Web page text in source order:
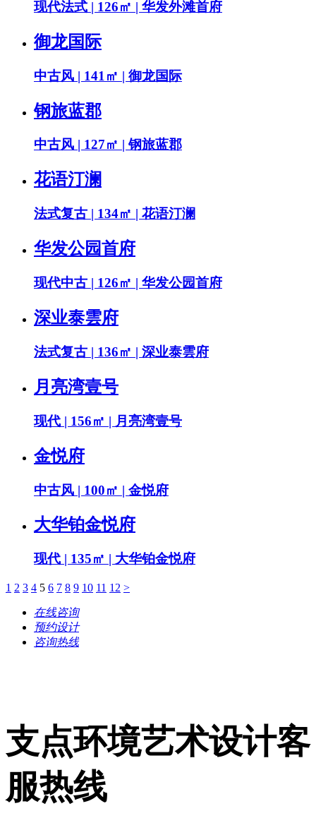
现代法式 | 126㎡ | 华发外滩首府
御龙国际
中古风 | 141㎡ | 御龙国际
钢旅蓝郡
中古风 | 127㎡ | 钢旅蓝郡
花语汀澜
法式复古 | 134㎡ | 花语汀澜
华发公园首府
现代中古 | 126㎡ | 华发公园首府
深业泰雲府
法式复古 | 136㎡ | 深业泰雲府
月亮湾壹号
现代 | 156㎡ | 月亮湾壹号
金悦府
中古风 | 100㎡ | 金悦府
大华铂金悦府
现代 | 135㎡ | 大华铂金悦府
1 2 3 4 5 6 7 8 9 10 11 12 >
在线咨询
预约设计
咨询热线
支点环境艺术设计客
服热线